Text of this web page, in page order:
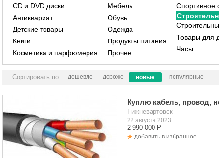
CD и DVD диски
Антиквариат
Детские товары
Книги
Косметика и парфюмерия
Мебель
Обувь
Одежда
Продукты питания
Прочее
Спортивное
Товары для
Часы
Сортировать по: дешевле дороже новые популярные
Куплю кабель, провод,
Нижневартовск
22 августа 2023
2 990 000 Р
добавить в избранное